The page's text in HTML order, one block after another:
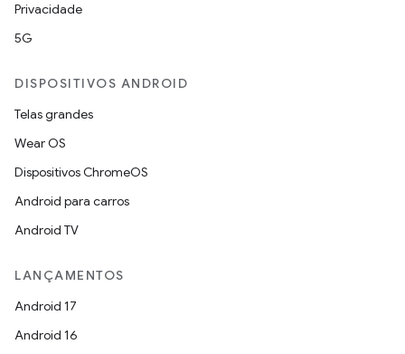
Privacidade
5G
DISPOSITIVOS ANDROID
Telas grandes
Wear OS
Dispositivos ChromeOS
Android para carros
Android TV
LANÇAMENTOS
Android 17
Android 16